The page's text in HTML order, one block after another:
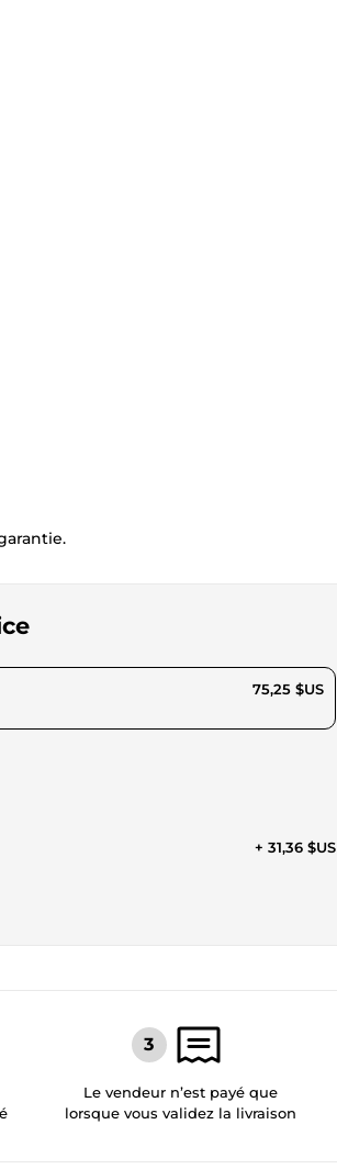
75,25 $US
+ 31,36 $US
Le vendeur n’est payé que
lorsque vous validez la livraison